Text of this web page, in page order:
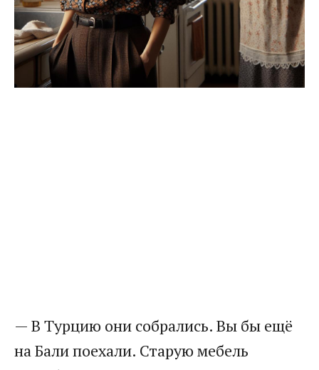
— В Турцию они собрались. Вы бы ещё
на Бали поехали. Старую мебель